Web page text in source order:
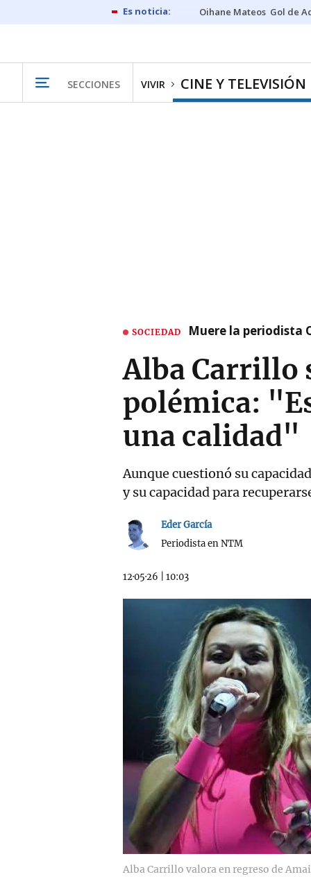
Oihane Mateos Gol de
SECCIONES VIVIR CINE Y TELEVISIÓN
SOCIEDAD Muere la periodista
Alba Carrillo
polémica:
una calidad"
Aunque cuestionó su
y su capacidad para
Eder García
Periodista en NTM
12·05·26 10:03
Alba Carrillo valora en regreso de